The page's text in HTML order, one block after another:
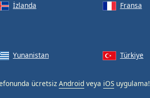
İzlanda Fransa
Yunanistan Türkiye
ücretsiz Android veya iOS uygulama!